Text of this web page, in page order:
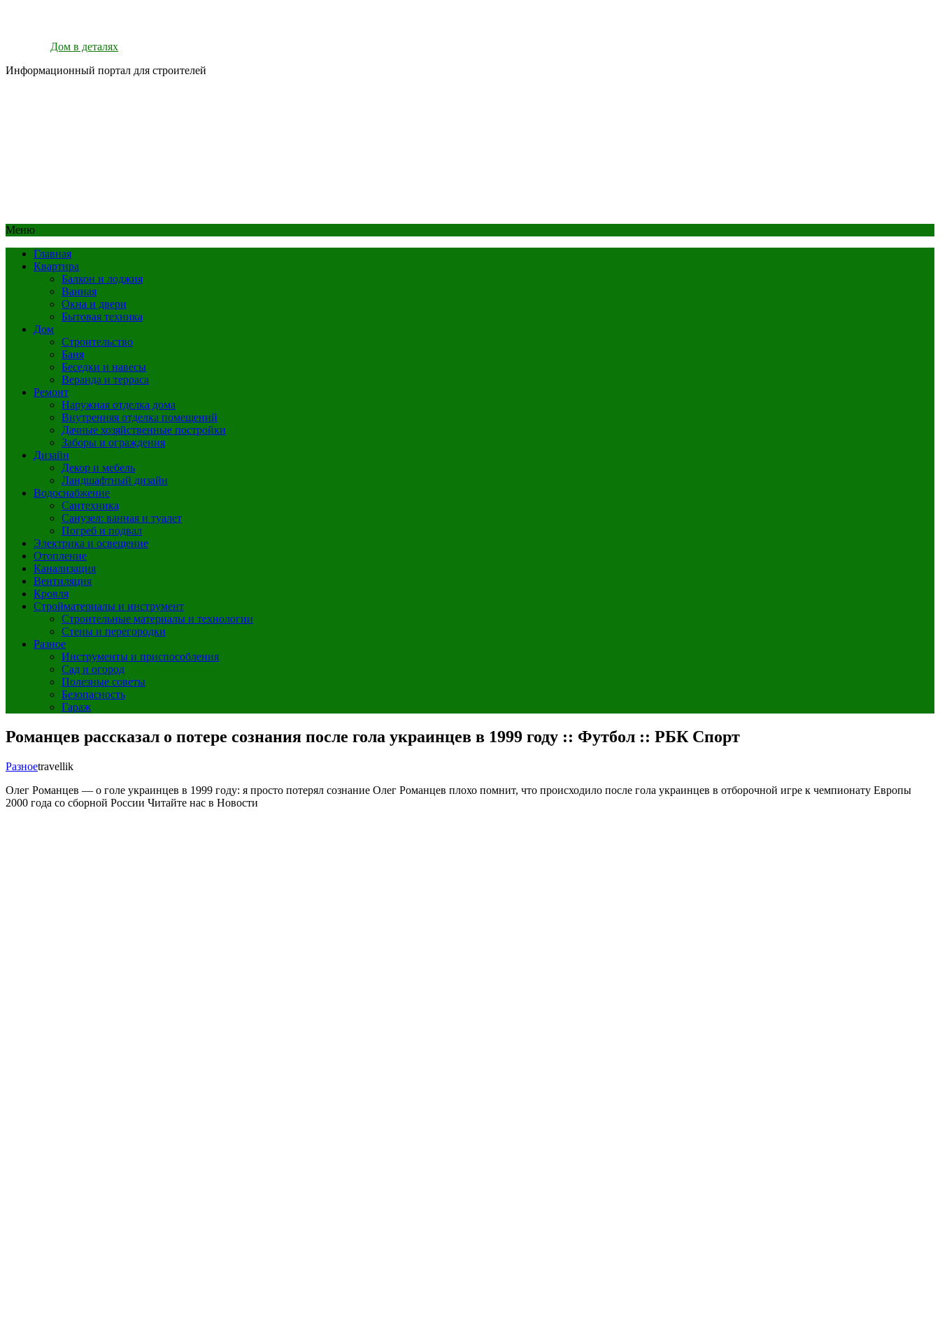
Дом в деталях
Информационный портал для строителей
Меню
Главная
Квартира
Балкон и лоджия
Ванная
Окна и двери
Бытовая техника
Дом
Строительство
Баня
Беседки и навесы
Веранда и терраса
Ремонт
Наружная отделка дома
Внутренняя отделка помещений
Дачные хозяйственные постройки
Заборы и ограждения
Дизайн
Декор и мебель
Ландшафтный дизайн
Водоснабжение
Сантехника
Санузел: ванная и туалет
Погреб и подвал
Электрика и освещение
Отопление
Канализация
Вентиляция
Кровля
Стройматериалы и инструмент
Строительные материалы и технологии
Стены и перегородки
Разное
Инструменты и приспособления
Сад и огород
Полезные советы
Безопасность
Гараж
Романцев рассказал о потере сознания после гола украинцев в 1999 году :: Футбол :: РБК Спорт
Разноеtravellik
Олег Романцев — о голе украинцев в 1999 году: я просто потерял сознание Олег Романцев плохо помнит, что происходило после гола украинцев в отборочной игре к чемпионату Европы
2000 года со сборной России Читайте нас в Новости